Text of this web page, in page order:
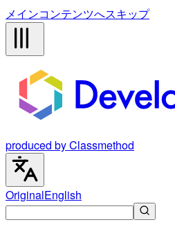
メインコンテンツへスキップ
produced by Classmethod
OriginalEnglish